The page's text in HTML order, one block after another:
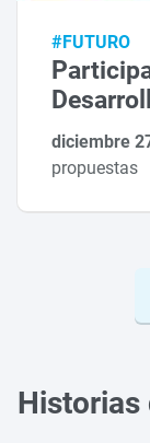
#FUTURO
diciembre
propuestas
Historias